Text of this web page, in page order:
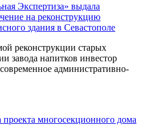
Экспертиза» выдала
на реконструкцию
здания в Севастополе
реконструкции старых
завода напитков инвестор
административно-
проекта многосекционного дома